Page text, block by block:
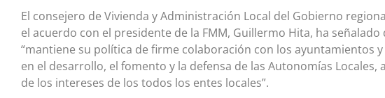
El consejero de Vivienda y Administración Local del Gobierno
el acuerdo con el presidente de la FMM, Guillermo Hita, ha
“mantiene su política de firme colaboración con los ayuntamientos
en el desarrollo, el fomento y la defensa de las Autonomías Locales,
de los intereses de los todos los entes locales”.